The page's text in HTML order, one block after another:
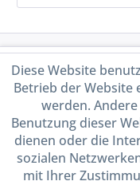
Service Hotline
Shop Service
Informationen
Handel
Diese Website
Betrieb der
werden.
Benutzung dieser
dienen oder die
sozialen
mit Ihrer